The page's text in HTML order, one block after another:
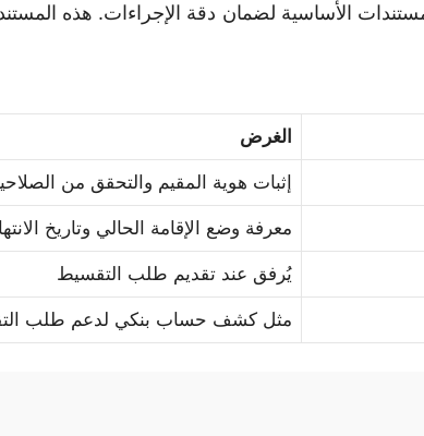
الأساسية لضمان دقة الإجراءات. هذه
الغرض
إثبات هوية المقيم والتحقق من
معرفة وضع الإقامة الحالي وتاريخ
يُرفق عند تقديم طلب التقسيط
مثل كشف حساب بنكي لدعم طلب